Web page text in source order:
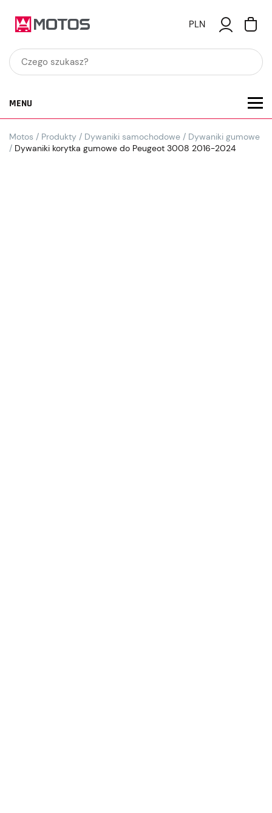
PLN
MENU
Motos / Produkty / Dywaniki samochodowe / Dywaniki gumowe
/ Dywaniki korytka gumowe do Peugeot 3008 2016-2024